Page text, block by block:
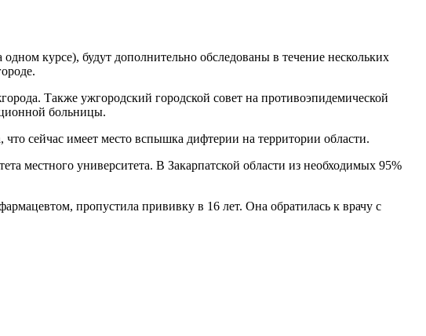
курсе), будут дополнительно обследованы в течение нескольких
Также ужгородский городской совет на противоэпидемической
больницы.
сейчас имеет место вспышка дифтерии на территории области.
местного университета. В Закарпатской области из необходимых 95%
пропустила прививку в 16 лет. Она обратилась к врачу с